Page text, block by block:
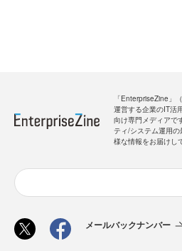
「EnterpriseZine」
運営する企業のIT活
向け専門メディアで
ティ/システム運用
様な情報をお届けし
メールバックナンバー